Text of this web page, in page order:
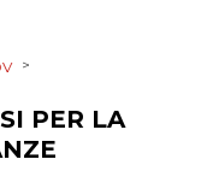
>
PER LA